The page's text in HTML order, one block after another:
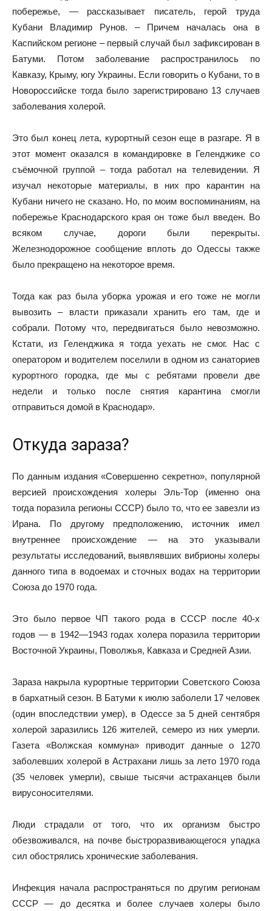
побережье, — рассказывает писатель, герой труда
Кубани Владимир Рунов. – Причем началась она в
Каспийском регионе – первый случай был зафиксирован в
Батуми. Потом заболевание распространилось по
Кавказу, Крыму, югу Украины. Если говорить о Кубани, то в
Новороссийске тогда было зарегистрировано 13 случаев
заболевания холерой.
Это был конец лета, курортный сезон еще в разгаре. Я в
этот момент оказался в командировке в Геленджике со
съёмочной группой – тогда работал на телевидении. Я
изучал некоторые материалы, в них про карантин на
Кубани ничего не сказано. Но, по моим воспоминаниям, на
побережье Краснодарского края он тоже был введен. Во
всяком случае, дороги были перекрыты.
Железнодорожное сообщение вплоть до Одессы также
было прекращено на некоторое время.
Тогда как раз была уборка урожая и его тоже не могли
вывозить – власти приказали хранить его там, где и
собрали. Потому что, передвигаться было невозможно.
Кстати, из Геленджика я тогда уехать не смог. Нас с
оператором и водителем поселили в одном из санаториев
курортного городка, где мы с ребятами провели две
недели и только после снятия карантина смогли
отправиться домой в Краснодар».
Откуда зараза?
По данным издания «Совершенно секретно», популярной
версией происхождения холеры Эль-Тор (именно она
тогда поразила регионы СССР) было то, что ее завезли из
Ирана. По другому предположению, источник имел
внутреннее происхождение — на это указывали
результаты исследований, выявлявших вибрионы холеры
данного типа в водоемах и сточных водах на территории
Союза до 1970 года.
Это было первое ЧП такого рода в СССР после 40-х
годов — в 1942—1943 годах холера поразила территории
Восточной Украины, Поволжья, Кавказа и Средней Азии.
Зараза накрыла курортные территории Советского Союза
в бархатный сезон. В Батуми к июлю заболели 17 человек
(один впоследствии умер), в Одессе за 5 дней сентября
холерой заразились 126 жителей, семеро из них умерли.
Газета «Волжская коммуна» приводит данные о 1270
заболевших холерой в Астрахани лишь за лето 1970 года
(35 человек умерли), свыше тысячи астраханцев были
вирусоносителями.
Люди страдали от того, что их организм быстро
обезвоживался, на почве быстроразвивающегося упадка
сил обострялись хронические заболевания.
Инфекция начала распространяться по другим регионам
СССР — до десятка и более случаев холеры было